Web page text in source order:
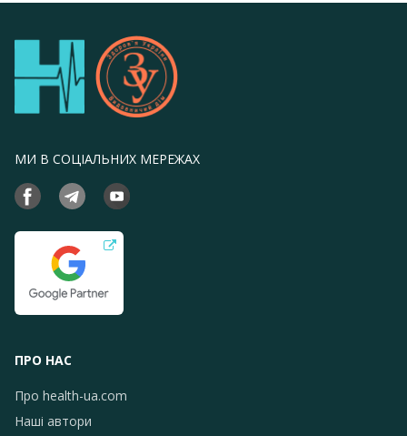
МИ В СОЦІАЛЬНИХ МЕРЕЖАХ
ПРО НАС
Про health-ua.com
Наші автори